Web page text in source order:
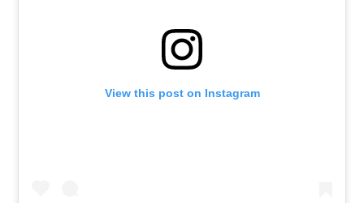
View this post on Instagram